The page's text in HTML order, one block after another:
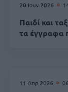
20 Ιουν 2026
Παιδί και
τα έγγραφα
11 Απρ 2026